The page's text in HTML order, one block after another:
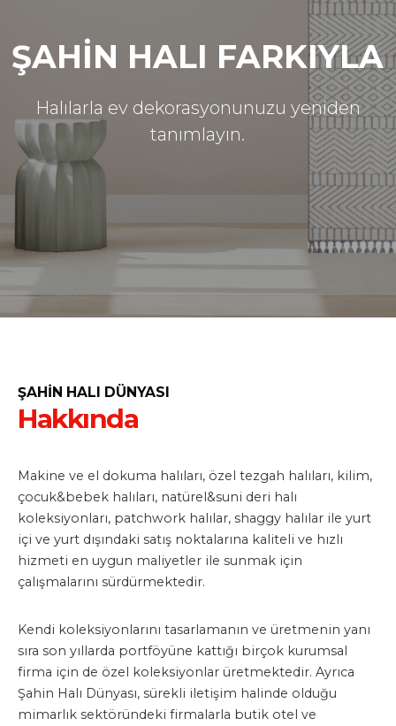
Halılarla ev dekorasyonunuzu yeniden
tanımlayın.
ŞAHİN HALI FARKIYLA
ŞAHİN HALI DÜNYASI
Hakkında
Makine ve el dokuma halıları, özel tezgah halıları, kilim,
çocuk&bebek halıları, natürel&suni deri halı
koleksiyonları, patchwork halılar, shaggy halılar ile yurt
içi ve yurt dışındaki satış noktalarına kaliteli ve hızlı
hizmeti en uygun maliyetler ile sunmak için
çalışmalarını sürdürmektedir.
Kendi koleksiyonlarını tasarlamanın ve üretmenin yanı
sıra son yıllarda portföyüne kattığı birçok kurumsal
firma için de özel koleksiyonlar üretmektedir. Ayrıca
Şahin Halı Dünyası, sürekli iletişim halinde olduğu
mimarlık sektöründeki firmalarla butik otel ve